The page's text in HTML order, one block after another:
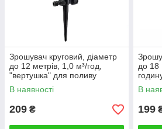
Отримати товар можна у своєму
відділенні перевізника – Нової
вказаною адресою кур'єром.
Зрошувач круговий, діаметр
до 12 метрів, 1,0 м³/год,
"вертушка" для поливу
городу, саду, газону
регульована "Римський
В наявності
209 ₴
до 18
ніжки
В
199